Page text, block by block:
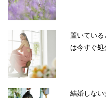
置いている
は今すぐ
結婚しな